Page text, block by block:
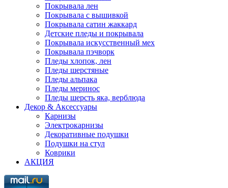
Покрывала лен
Покрывала с вышивкой
Покрывала сатин жаккард
Детские пледы и покрывала
Покрывала искусственный мех
Покрывала пэчворк
Пледы хлопок, лен
Пледы шерстяные
Пледы альпака
Пледы меринос
Пледы шерсть яка, верблюда
Декор & Аксессуары
Карнизы
Электрокарнизы
Декоративные подушки
Подушки на стул
Коврики
АКЦИЯ